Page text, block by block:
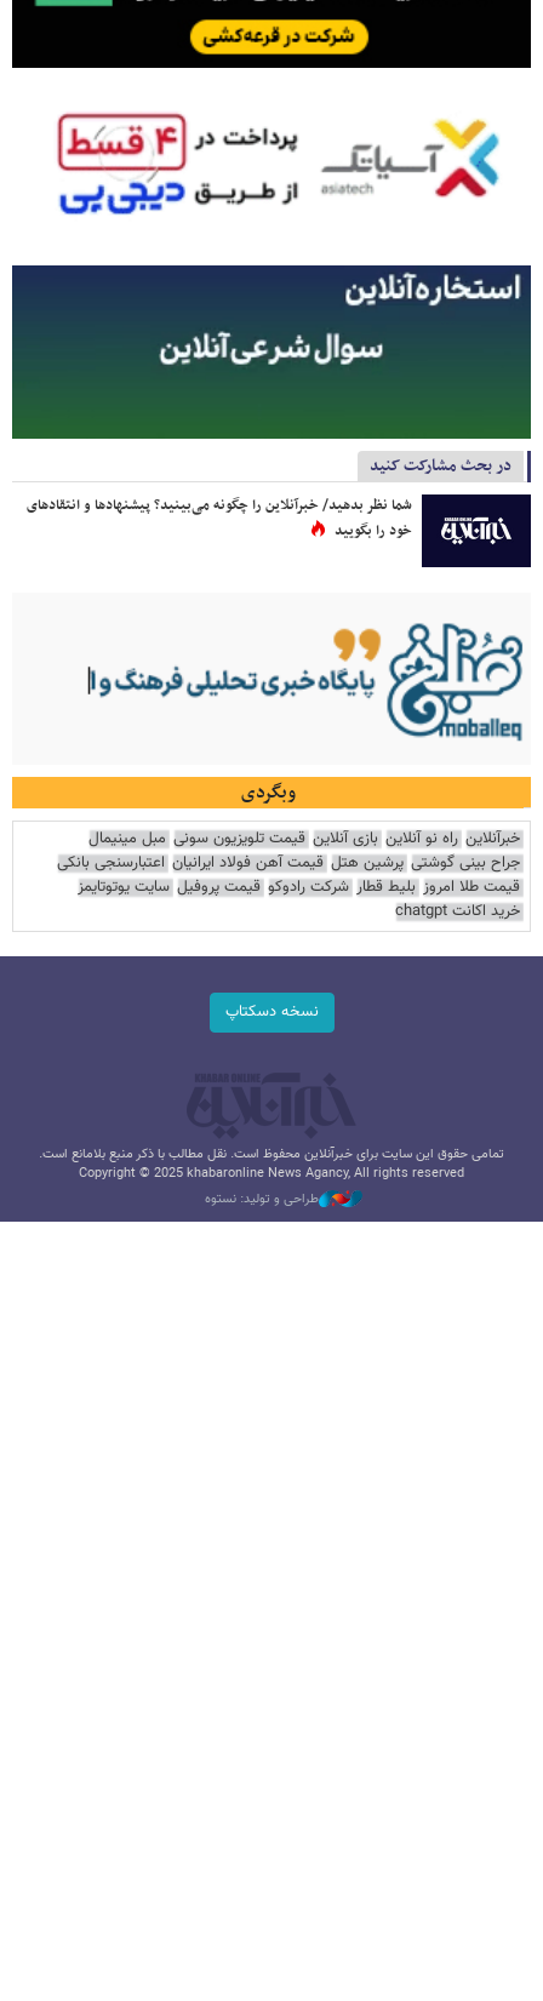
در بحث مشارکت کنید
شما نظر بدهید/ خبرآنلاین را چگونه می‌بینید؟ پیشنهادها و انتقادهای
خود را بگویید
وبگردی
خبرآنلاین راه نو آنلاین بازی آنلاین قیمت تلویزیون سونی مبل مینیمال
جراح بینی گوشتی پرشین هتل قیمت آهن فولاد ایرانیان اعتبارسنجی بانکی
قیمت طلا امروز بلیط قطار شرکت رادوکو قیمت پروفیل سایت یوتوتایمز
خرید اکانت chatgpt
نسخه دسکتاپ
تمامی حقوق این سایت برای خبرآنلاین محفوظ است. نقل مطالب با ذکر منبع بلامانع است.
Copyright © 2025 khabaronline News Agancy, All rights reserved
طراحی و تولید: نستوه